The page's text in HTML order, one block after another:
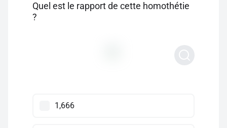
Quel est le rapport de cette homothétie
?
1,666